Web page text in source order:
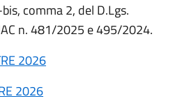
comma 2, del D.Lgs.
n. 481/2025 e 495/2024.
2026
2026